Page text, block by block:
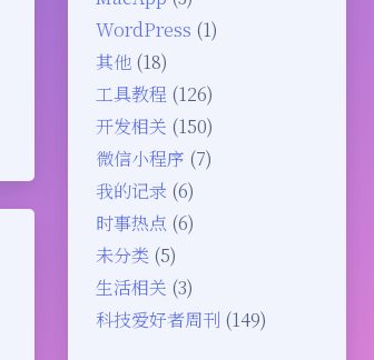
WordPress (1)
其他 (18)
工具教程 (126)
开发相关 (150)
微信小程序 (7)
我的记录 (6)
时事热点 (6)
未分类 (5)
生活相关 (3)
科技爱好者周刊 (149)